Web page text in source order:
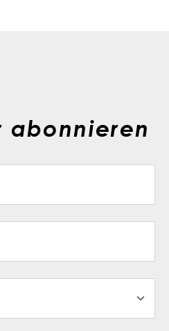
abonnieren